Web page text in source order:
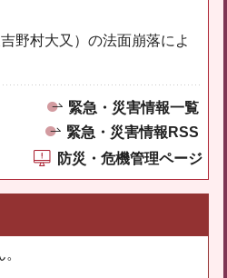
野村大又）の法面崩落によ
緊急・災害情報一覧
緊急・災害情報RSS
防災・危機管理ページ